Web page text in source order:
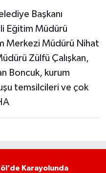
Başkanı
Eğitim Müdürü
Merkezi Müdürü Nihat
Zülfü Çalışkan,
Boncuk, kurum
temsilcileri ve çok
Karayolunda